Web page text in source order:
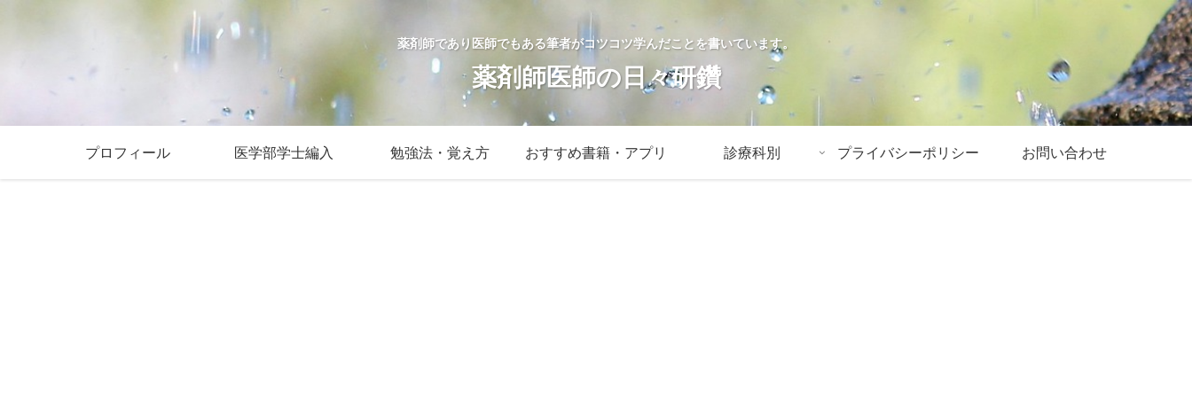
薬剤師であり医師でもある筆者がコツコツ学んだことを書いています。
薬剤師医師の日々研鑽
プロフィール 医学部学士編入 勉強法・覚え方 おすすめ書籍・アプリ 診療科別 プライバシーポリシー お問い合わせ